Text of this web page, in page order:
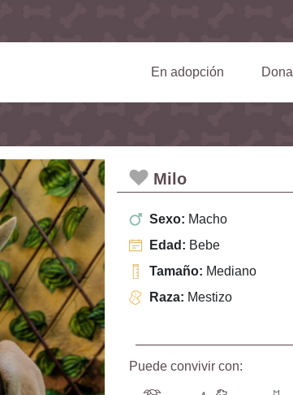
En adopción (current)Dona
Milo
Sexo: Macho
Edad: Bebe
Tamaño: Mediano
Raza: Mestizo
Puede convivir con: